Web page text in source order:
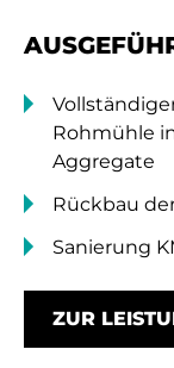
Rohmühle
Aggregate
Rückbau
Sanierung
ZUR